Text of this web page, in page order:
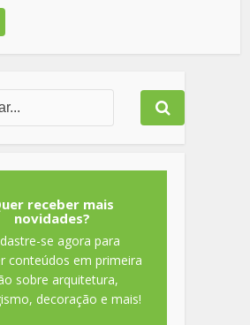
receber mais
novidades?
se agora para
conteúdos em primeira
sobre arquitetura,
decoração e mais!